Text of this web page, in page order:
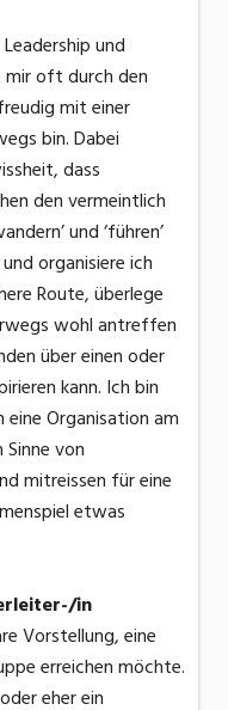
und
mir oft durch den
mit einer
bin. Dabei
dass
den vermeintlich
und ‘führen’
organisiere ich
Route, überlege
wohl antreffen
über einen oder
kann. Ich bin
eine Organisation am
Sinne von
mitreissen für eine
etwas
in
Vorstellung, eine
erreichen möchte.
eher ein